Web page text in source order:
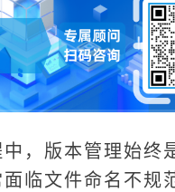
，版本管理始终
临文件命名不规